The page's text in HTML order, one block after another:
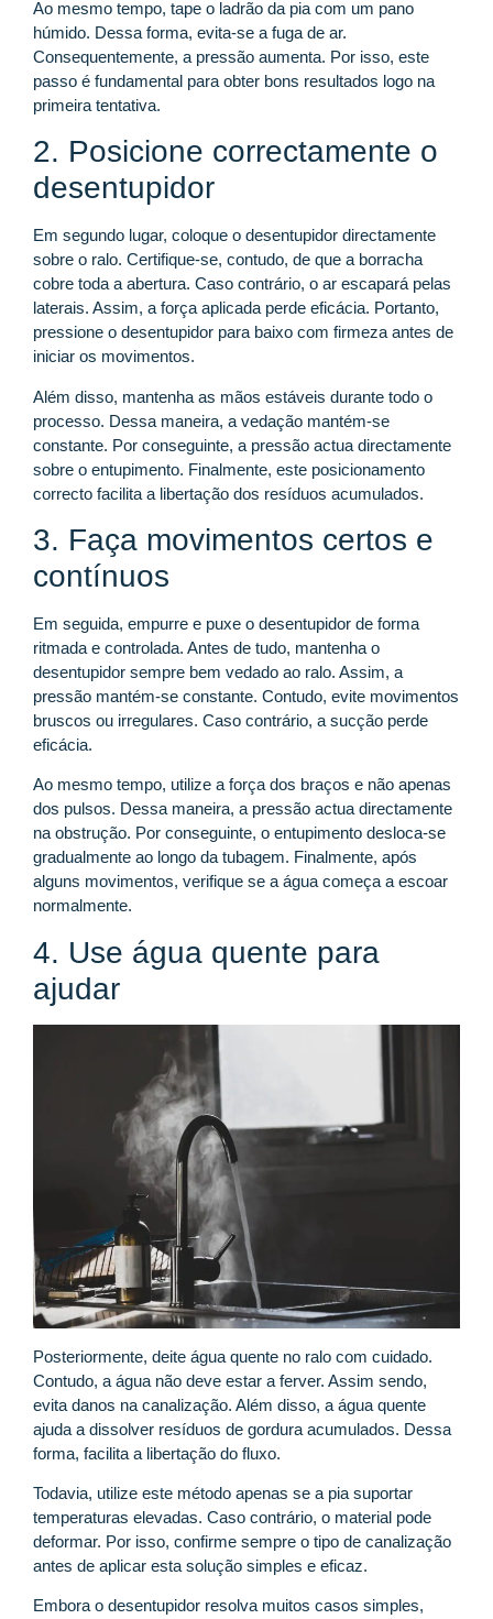
Ao mesmo tempo, tape o ladrão da pia com um pano
húmido. Dessa forma, evita-se a fuga de ar.
Consequentemente, a pressão aumenta. Por isso, este
passo é fundamental para obter bons resultados logo na
primeira tentativa.
2. Posicione correctamente o
desentupidor
Em segundo lugar, coloque o desentupidor directamente
sobre o ralo. Certifique-se, contudo, de que a borracha
cobre toda a abertura. Caso contrário, o ar escapará pelas
laterais. Assim, a força aplicada perde eficácia. Portanto,
pressione o desentupidor para baixo com firmeza antes de
iniciar os movimentos.
Além disso, mantenha as mãos estáveis durante todo o
processo. Dessa maneira, a vedação mantém-se
constante. Por conseguinte, a pressão actua directamente
sobre o entupimento. Finalmente, este posicionamento
correcto facilita a libertação dos resíduos acumulados.
3. Faça movimentos certos e
contínuos
Em seguida, empurre e puxe o desentupidor de forma
ritmada e controlada. Antes de tudo, mantenha o
desentupidor sempre bem vedado ao ralo. Assim, a
pressão mantém-se constante. Contudo, evite movimentos
bruscos ou irregulares. Caso contrário, a sucção perde
eficácia.
Ao mesmo tempo, utilize a força dos braços e não apenas
dos pulsos. Dessa maneira, a pressão actua directamente
na obstrução. Por conseguinte, o entupimento desloca-se
gradualmente ao longo da tubagem. Finalmente, após
alguns movimentos, verifique se a água começa a escoar
normalmente.
4. Use água quente para
ajudar
Posteriormente, deite água quente no ralo com cuidado.
Contudo, a água não deve estar a ferver. Assim sendo,
evita danos na canalização. Além disso, a água quente
ajuda a dissolver resíduos de gordura acumulados. Dessa
forma, facilita a libertação do fluxo.
Todavia, utilize este método apenas se a pia suportar
temperaturas elevadas. Caso contrário, o material pode
deformar. Por isso, confirme sempre o tipo de canalização
antes de aplicar esta solução simples e eficaz.
Embora o desentupidor resolva muitos casos simples,